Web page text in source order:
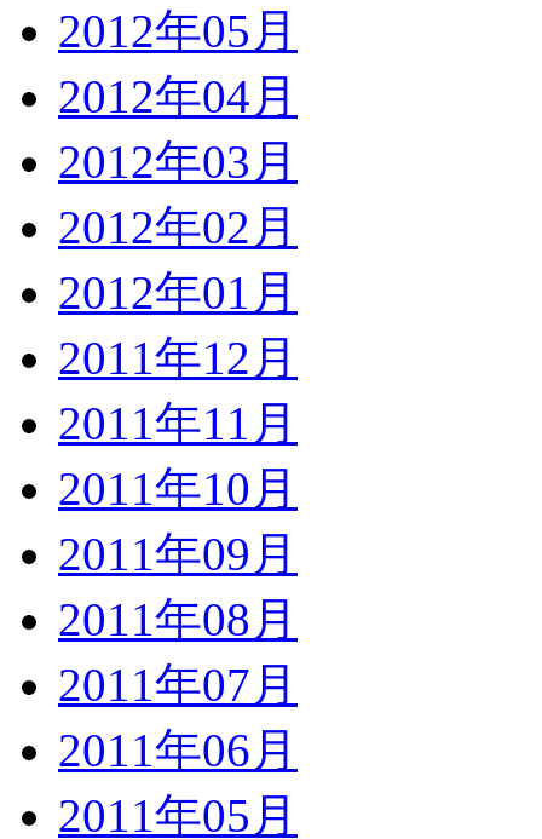
2012年05月
2012年04月
2012年03月
2012年02月
2012年01月
2011年12月
2011年11月
2011年10月
2011年09月
2011年08月
2011年07月
2011年06月
2011年05月